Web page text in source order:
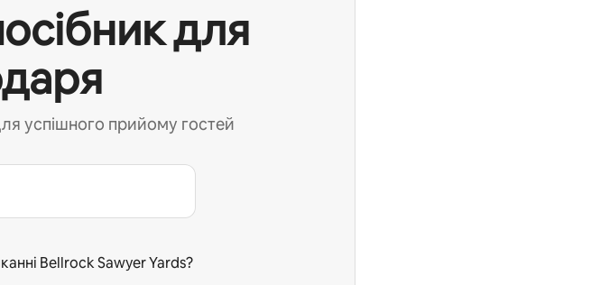
для
успішного прийому гостей
Bellrock Sawyer Yards?